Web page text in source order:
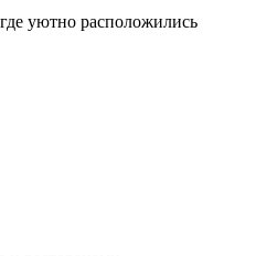
уютно расположились